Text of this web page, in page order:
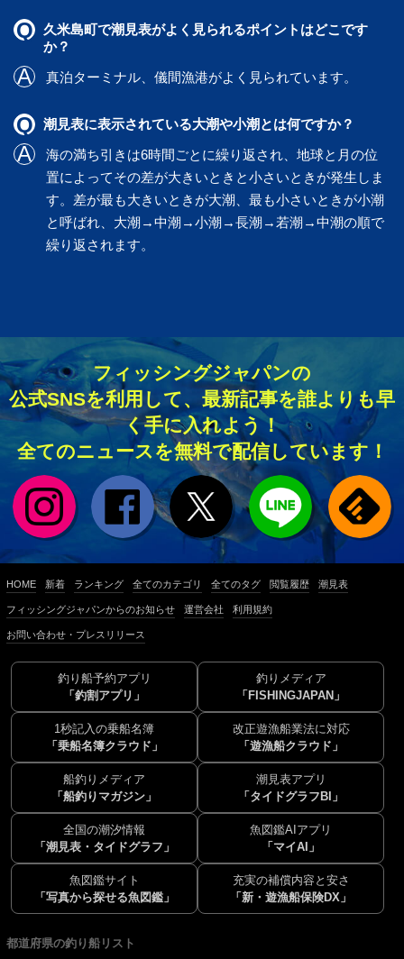
久米島町で潮見表がよく見られるポイントはどこです
か？
真泊ターミナル
儀間漁港がよく見られています。
潮見表に表示されている大潮や小潮とは何ですか？
海の満ち引きは6時間ごとに繰り返され、地球と月の位
置によってその差が大きいときと小さいときが発生しま
す。差が最も大きいときが大潮、最も小さいときが小潮
と呼ばれ、大潮→中潮→小潮→長潮→若潮→中潮の順で
繰り返されます。
フィッシングジャパンの
公式SNSを利用して、最新記事を誰よりも早
く手に入れよう！
全てのニュースを無料で配信しています！
HOME 新着 ランキング 全てのカテゴリ 全てのタグ 閲覧履歴 潮見表
フィッシングジャパンからのお知らせ 運営会社 利用規約
お問い合わせ・プレスリリース
釣り船予約アプリ
「釣割アプリ」
釣りメディア
「FISHINGJAPAN」
1秒記入の乗船名簿
「乗船名簿クラウド」
改正遊漁船業法に対応
「遊漁船クラウド」
船釣りメディア
「船釣りマガジン」
潮見表アプリ
「タイドグラフBI」
全国の潮汐情報
「潮見表・タイドグラフ」
魚図鑑AIアプリ
「マイAI」
魚図鑑サイト
「写真から探せる魚図鑑」
充実の補償内容と安さ
「新・遊漁船保険DX」
都道府県の釣り船リスト